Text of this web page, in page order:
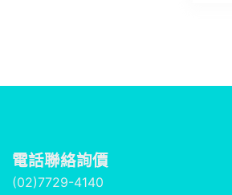
電話聯絡詢價
(02)7729-4140